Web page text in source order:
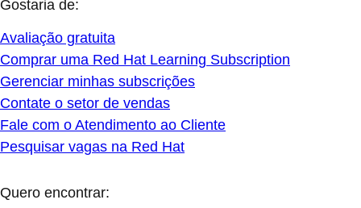
Gostaria de:
Avaliação gratuita
Comprar uma Red Hat Learning Subscription
Gerenciar minhas subscrições
Contate o setor de vendas
Fale com o Atendimento ao Cliente
Pesquisar vagas na Red Hat
Quero encontrar: